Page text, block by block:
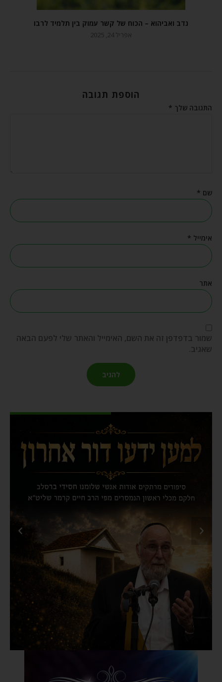
נדב ואביהוא – הכוח של קשר עמוק בין תלמיד לרבו
אפריל 24, 2025
הוספת תגובה
התגובה שלך *
שם *
אימייל *
אתר
שמור בדפדפן זה את השם, האימייל והאתר שלי לפעם הבאה
שאגיב.